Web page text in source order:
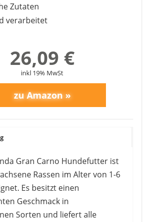
Zutaten
verarbeitet
26,09 €
inkl 19% MwSt
Gran Carno Hundefutter ist
Rassen im Alter von 1-6
Es besitzt einen
Geschmack in
Sorten und liefert alle